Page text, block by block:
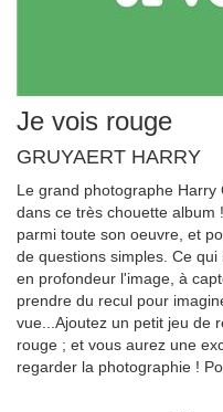
Je vois rouge
GRUYAERT HARRY
Le grand photographe
dans ce très chouette album
parmi toute son oeuvre, et
de questions simples. Ce
en profondeur l'image, à
prendre du recul pour
vue...Ajoutez un petit jeu de
rouge ; et vous aurez une
regarder la photographie !